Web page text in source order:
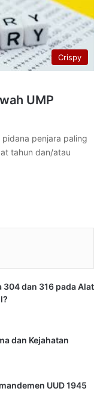
Crispy
UMP
penjara paling
tahun dan/atau
304 dan 316 pada Alat
dan Kejahatan
UUD 1945